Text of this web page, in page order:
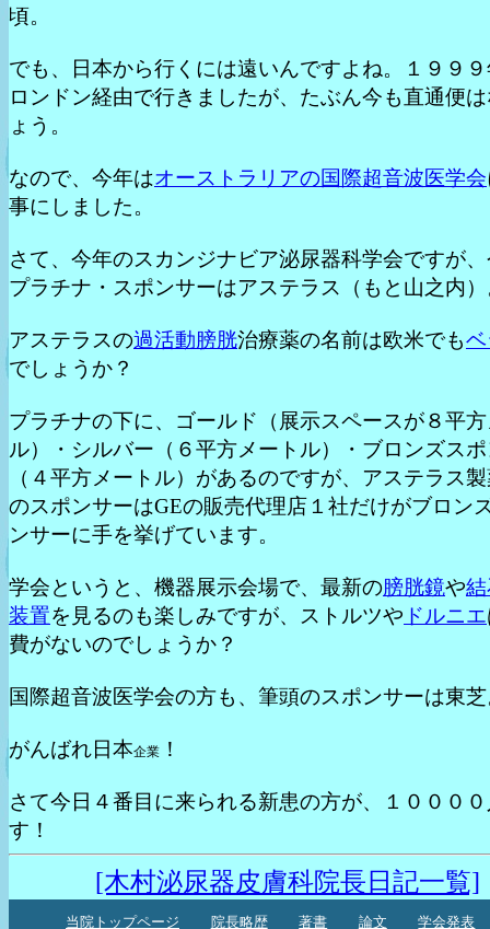
頃。
でも、日本から行くには遠いんですよね。１９９
ロンドン経由で行きましたが、たぶん今も直通便
ょう。
なので、今年はオーストラリアの国際超音波医学会
事にしました。
さて、今年のスカンジナビア泌尿器科学会ですが
プラチナ・スポンサーはアステラス（もと山之内
アステラスの過活動膀胱治療薬の名前は欧米でも
でしょうか？
プラチナの下に、ゴールド（展示スペースが８平
ル）・シルバー（６平方メートル）・ブロンズス
（４平方メートル）があるのですが、アステラス
のスポンサーはGEの販売代理店１社だけがブロン
ンサーに手を挙げています。
学会というと、機器展示会場で、最新の膀胱鏡や
装置を見るのも楽しみですが、ストルツや ドルニエ
費がないのでしょうか？
国際超音波医学会の方も、筆頭のスポンサーは東
がんばれ日本企業 ！
さて今日４番目に来られる新患の方が、１０００
す！
[木村泌尿器皮膚科院長日記一覧]
当院トップページ 院長略歴 著書 論文 学会発表